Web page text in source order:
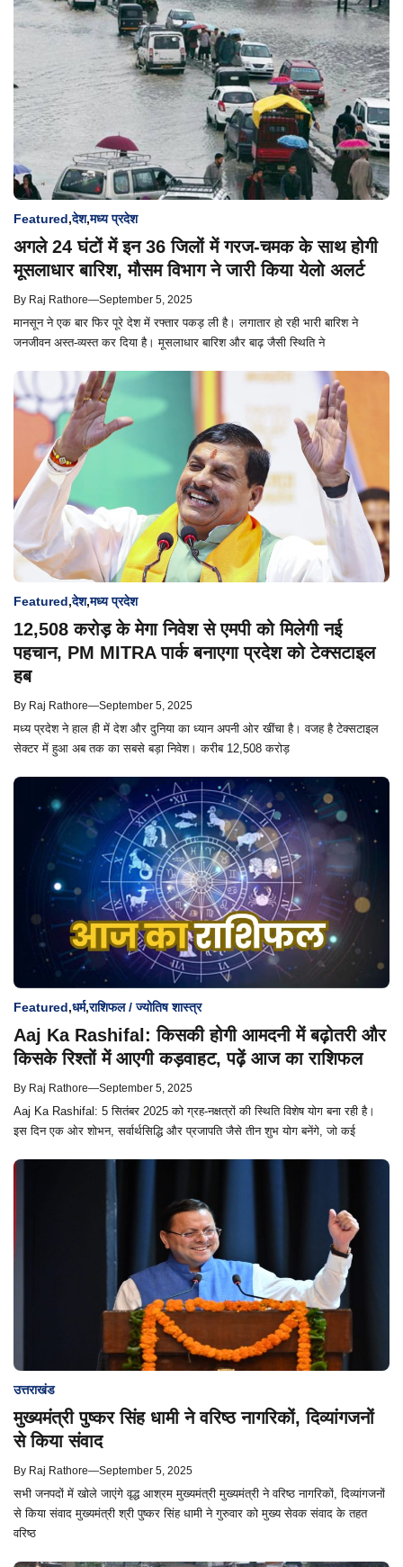
Featured,देश,मध्य प्रदेश
अगले 24 घंटों में इन 36 जिलों में गरज-चमक के साथ होगी
मूसलाधार बारिश, मौसम विभाग ने जारी किया येलो अलर्ट
By Raj Rathore—September 5, 2025
मानसून ने एक बार फिर पूरे देश में रफ्तार पकड़ ली है। लगातार हो रही भारी बारिश ने
जनजीवन अस्त-व्यस्त कर दिया है। मूसलाधार बारिश और बाढ़ जैसी स्थिति ने
Featured,देश,मध्य प्रदेश
12,508 करोड़ के मेगा निवेश से एमपी को मिलेगी नई
पहचान, PM MITRA पार्क बनाएगा प्रदेश को टेक्सटाइल
हब
By Raj Rathore—September 5, 2025
मध्य प्रदेश ने हाल ही में देश और दुनिया का ध्यान अपनी ओर खींचा है। वजह है टेक्सटाइल
सेक्टर में हुआ अब तक का सबसे बड़ा निवेश। करीब 12,508 करोड़
Featured,धर्म,राशिफल / ज्योतिष शास्त्र
Aaj Ka Rashifal: किसकी होगी आमदनी में बढ़ोतरी और
किसके रिश्तों में आएगी कड़वाहट, पढ़ें आज का राशिफल
By Raj Rathore—September 5, 2025
Aaj Ka Rashifal: 5 सितंबर 2025 को ग्रह-नक्षत्रों की स्थिति विशेष योग बना रही है।
इस दिन एक ओर शोभन, सर्वार्थसिद्धि और प्रजापति जैसे तीन शुभ योग बनेंगे, जो कई
उत्तराखंड
मुख्यमंत्री पुष्कर सिंह धामी ने वरिष्ठ नागरिकों, दिव्यांगजनों
से किया संवाद
By Raj Rathore—September 5, 2025
सभी जनपदों में खोले जाएंगे वृद्ध आश्रम मुख्यमंत्री मुख्यमंत्री ने वरिष्ठ नागरिकों, दिव्यांगजनों
से किया संवाद मुख्यमंत्री श्री पुष्कर सिंह धामी ने गुरुवार को मुख्य सेवक संवाद के तहत
वरिष्ठ